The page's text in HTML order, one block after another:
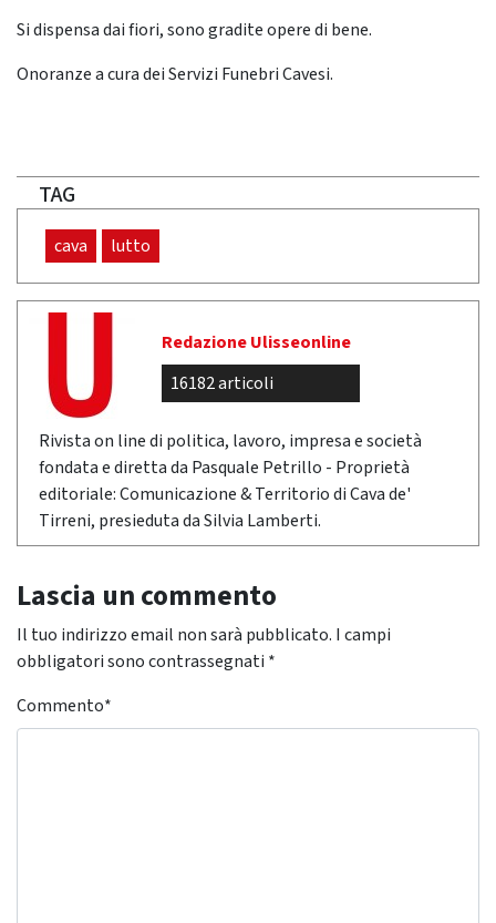
Si dispensa dai fiori, sono gradite opere di bene.
Onoranze a cura dei Servizi Funebri Cavesi.
TAG
cava lutto
Redazione Ulisseonline
16182 articoli
Rivista on line di politica, lavoro, impresa e società
fondata e diretta da Pasquale Petrillo - Proprietà
editoriale: Comunicazione & Territorio di Cava de'
Tirreni, presieduta da Silvia Lamberti.
Lascia un commento
Il tuo indirizzo email non sarà pubblicato. I campi
obbligatori sono contrassegnati *
Commento*